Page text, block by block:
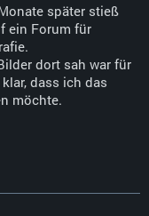
später stieß
ein Forum für
dort sah war für
dass ich das
möchte.